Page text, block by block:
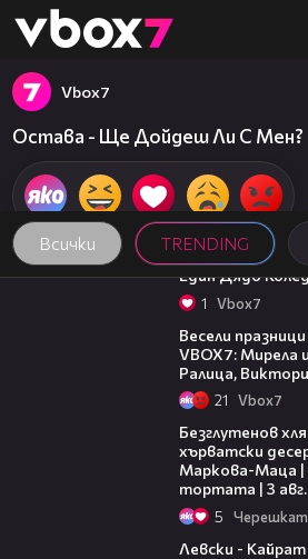
👾
Всички TRENDING
Vbоx7
Остава - Ще Дойдеш Ли С Мен?
00:07
Един Дядо
1 Vbоx7
Весели
VBOX7: Мирела
Ралица,
21 Vbоx7
Безглутенов
хърватски
Маркова-Маца
тортата | 3 авг.
5
Левски -